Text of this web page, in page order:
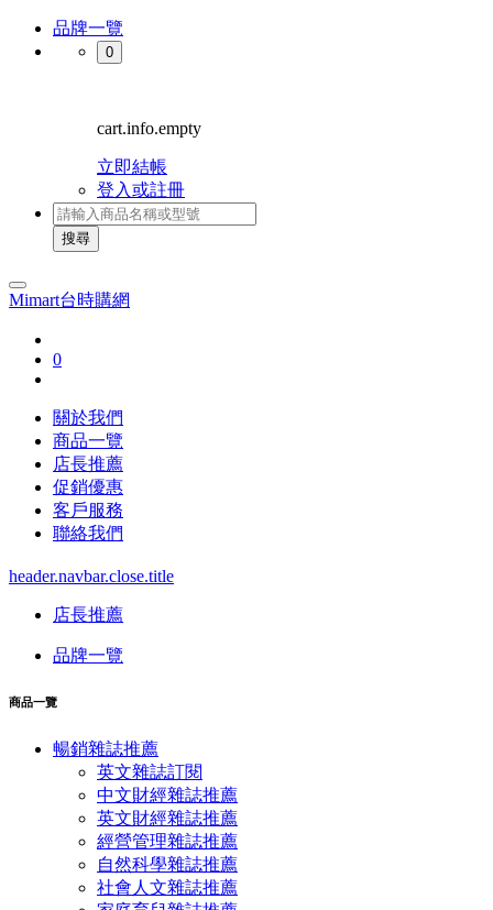
品牌一覽
0
cart.info.empty
立即結帳
登入或註冊
搜尋
Mimart台時購網
0
關於我們
商品一覽
店長推薦
促銷優惠
客戶服務
聯絡我們
header.navbar.close.title
店長推薦
品牌一覽
商品一覽
暢銷雜誌推薦
英文雜誌訂閱
中文財經雜誌推薦
英文財經雜誌推薦
經營管理雜誌推薦
自然科學雜誌推薦
社會人文雜誌推薦